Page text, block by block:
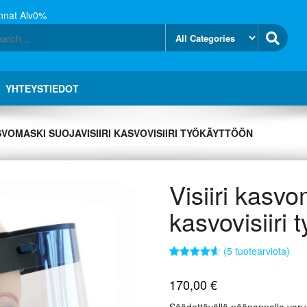
Alv0%
YHTEYSTIEDOT
SUOJAVISIIRI KASVOVISIIRI TYÖKÄYTTÖÖN
Visiiri
kasvovisiiri
perustuen
asiakkaan
arvotukseen.
(5 tuotearviota)
170,00€